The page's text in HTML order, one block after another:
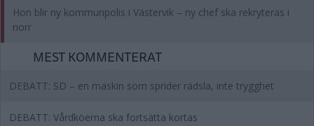
Hon blir ny kommunpolis i Västervik – ny chef ska rekryteras i
norr
MEST KOMMENTERAT
DEBATT: SD – en maskin som sprider rädsla, inte trygghet
DEBATT: Vårdköerna ska fortsätta kortas